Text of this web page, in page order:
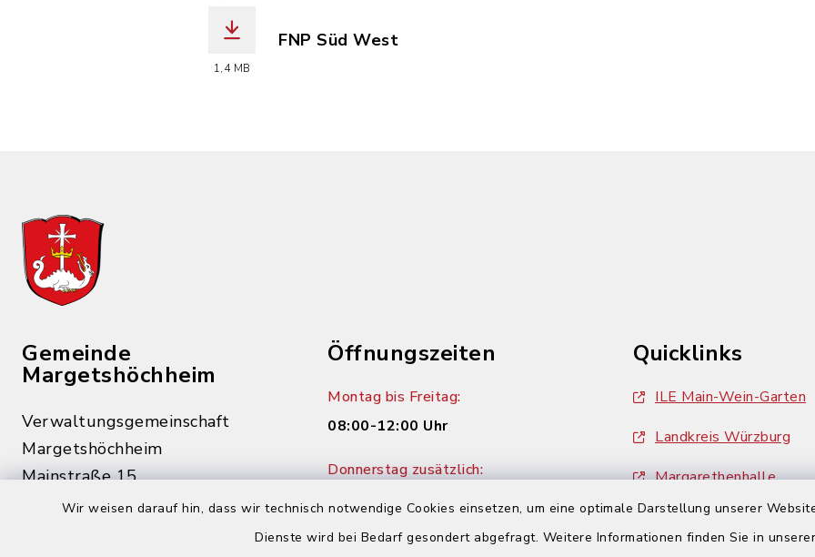
Wir weisen darauf hin, dass wir technisch notwendige Cookies einsetzen, um eine optimale Darstellung unserer
Dienste wird bei Bedarf gesondert abgefragt. Weitere Informationen finden Sie in
1,4 MB
FNP Süd West
Gemeinde
Margetshöchheim
Verwaltungsgemeinschaft
Margetshöchheim
Mainstraße 15
97276 Margetshöchheim
Öffnungszeiten
Montag bis Freitag:
08:00-12:00 Uhr
Donnerstag zusätzlich:
14:00-18:00 Uhr
Quicklinks
ILE Main-Wein-Garten
Landkreis Würzburg
Margarethenhalle
ZweiUferLand